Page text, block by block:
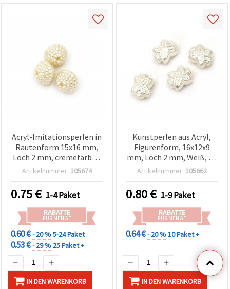
Acryl-Imitationsperlen in
Rautenform 15x16 mm,
Loch 2 mm, cremefarben
- 20 g (~11 Stk.) für
Artikelnummer: 105674
0.75€ 1-4 Paket
RABATTE
FÜR MENGE
0.60 €- 20 %5-24 Paket
0.53 €- 29 % 25 Paket +
IN DEN WARENKORB
Kunstperlen aus Acryl,
Figurenform, 16x12x9
mm, Loch 2 mm, Weiß, 20
g (ca. 20 Stk.)
Artikelnummer: 105662
0.80€ 1-9 Paket
RABATTE
FÜR MENGE
0.64 €- 20 %10 Paket +
IN DEN WARENKORB